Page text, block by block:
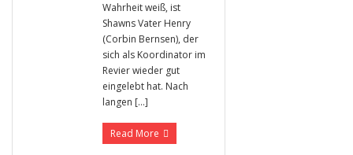
Wahrheit weiß, ist
Shawns Vater Henry
(Corbin Bernsen), der
sich als Koordinator im
Revier wieder gut
eingelebt hat. Nach
langen […]
Read More